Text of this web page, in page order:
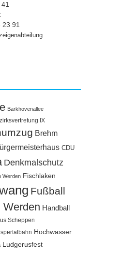
91
Barkhovenallee
IX
Brehm
CDU
Denkmalschutz
Werden Fischlaken
Fußball
Werden Handball
Scheppen
Hochwasser
Ludgerusfest